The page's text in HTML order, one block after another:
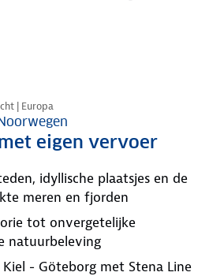
| Europa
eigen vervoer
idyllische plaatsjes en de
meren en fjorden
tot onvergetelijke
natuurbeleving
- Göteborg met Stena Line